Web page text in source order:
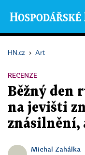
HN.cz › Art
RECENZE
Běžný den
na jevišti
znásilnění,
Michal Zahálka